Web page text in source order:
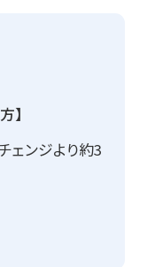
】
ェンジより約3